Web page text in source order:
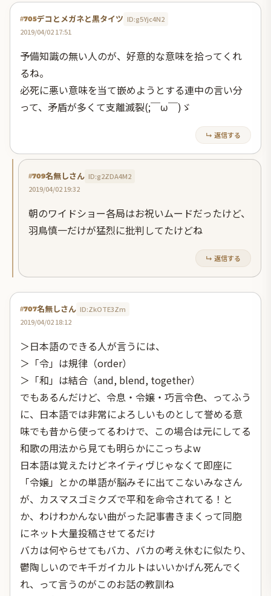
#705デコとメガネと黒タイツ ID:g5Yjc4N2
2019/04/02 17:51
予備知識の無い人のが、好意的な意味を拾ってくれ
るね。
必死に悪い意味を当て嵌めようとする連中の言い分
って、矛盾が多くて支離滅裂(;￣ω￣)ゞ
↳ 返信する
#709名無しさん ID:g2ZDA4M2
2019/04/02 19:32
朝のワイドショー各局はお祝いムードだったけど、
羽鳥慎一だけが猛烈に批判してたけどね
↳ 返信する
#707名無しさん ID:ZkOTE3Zm
2019/04/02 18:12
＞日本語のできる人が言うには、
＞「令」は規律（order）
＞「和」は結合（and, blend, together）
でもあるんだけど、令息・令嬢・巧言令色、ってふう
に、日本語では非常によろしいものとして誉める意
味でも昔から使ってるわけで、この場合は元にしてる
和歌の用法から見ても明らかにこっちよw
日本語は覚えたけどネイティヴじゃなくて即座に
「令嬢」とかの単語が脳みそに出てこないみなさん
が、カスマスゴミクズで平和を命令されてる！と
か、わけわかんない曲がった記事書きまくって同胞
にネット大量投稿させてるだけ
バカは何やらせてもバカ、バカの考え休むに似たり、
鬱陶しいのでキ千ガイカルトはいいかげん死んでく
れ、って言うのがこのお話の教訓ね